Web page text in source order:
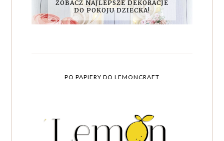
ZOBACZ NAJLEPSZE DEKORACJE
DO POKOJU DZIECKA!
PO PAPIERY DO LEMONCRAFT